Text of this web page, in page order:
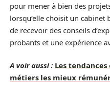
pour mener à bien des
lorsqu’elle choisit un cabinet
de recevoir des conseils
probants et une expérience
A voir aussi : Les
métiers les mieux